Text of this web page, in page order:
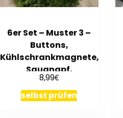
6er Set – Muster 3 –
Buttons,
Kühlschrankmagnete,
Saugnapf,
Kleidermagnet
8,99€
selbst prüfen